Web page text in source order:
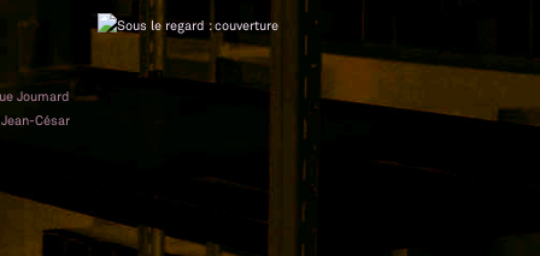
Joumard
Jean-César